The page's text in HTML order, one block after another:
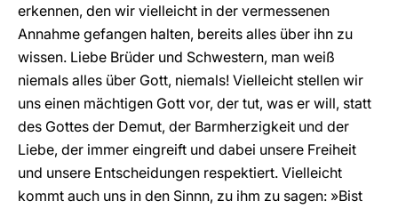
erkennen, den wir vielleicht in der vermessenen
Annahme gefangen halten, bereits alles über ihn zu
wissen. Liebe Brüder und Schwestern, man weiß
niemals alles über Gott, niemals! Vielleicht stellen wir
uns einen mächtigen Gott vor, der tut, was er will, statt
des Gottes der Demut, der Barmherzigkeit und der
Liebe, der immer eingreift und dabei unsere Freiheit
und unsere Entscheidungen respektiert. Vielleicht
kommt auch uns in den Sinnn, zu ihm zu sagen: »Bist